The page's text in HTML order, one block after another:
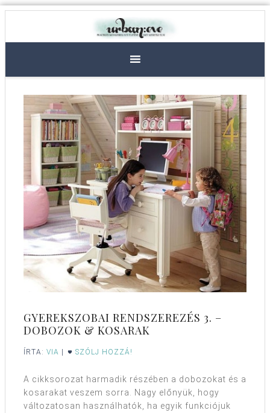
GYEREKSZOBAI RENDSZEREZÉS 3. –
DOBOZOK & KOSARAK
ÍRTA: VIA | SZÓLJ HOZZÁ!
A cikksorozat harmadik részében a dobozokat és a
kosarakat veszem sorra. Nagy előnyük, hogy
változatosan használhatók, ha egyik funkciójuk